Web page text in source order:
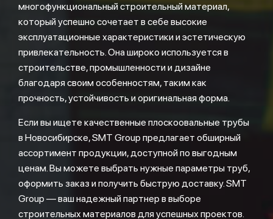
многофункциональный строительный материал,
который успешно сочетает в себе высокие
эксплуатационные характеристики и эстетическую
привлекательность. Она широко используется в
строительстве, промышленности и дизайне
благодаря своим особенностям, таким как
прочность, устойчивость и оригинальная форма.
Если вы ищете качественные плоскоовальные трубы
в Новосибирске, SMT Group предлагает обширный
ассортимент продукции, доступной по выгодным
ценам. Вы можете выбрать нужные параметры труб,
оформить заказ и получить быструю доставку. SMT
Group — ваш надежный партнер в выборе
строительных материалов для успешных проектов.